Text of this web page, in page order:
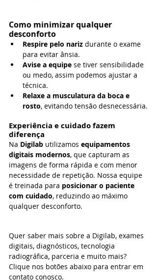
Como minimizar qualquer
desconforto
Respire pelo nariz durante o exame
para evitar ânsia.
Avise a equipe se tiver sensibilidade
ou medo, assim podemos ajustar a
técnica.
Relaxe a musculatura da boca e
rosto, evitando tensão desnecessária.
Experiência e cuidado fazem
diferença
Na Digilab utilizamos equipamentos
digitais modernos, que capturam as
imagens de forma rápida e com menor
necessidade de repetição. Nossa equipe
é treinada para posicionar o paciente
com cuidado, reduzindo ao máximo
qualquer desconforto.
Quer saber mais sobre a Digilab, exames
digitais, diagnósticos, tecnologia
radiográfica, parceria e muito mais?
Clique nos botões abaixo para entrar em
contato conosco.